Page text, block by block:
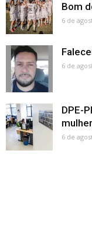
Bom
6 de
6 de
DPE-
6 de